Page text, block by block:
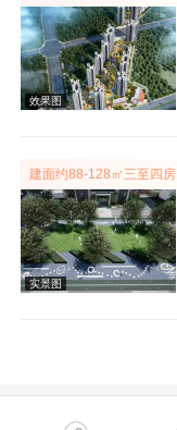
建面约88-128㎡三至四房